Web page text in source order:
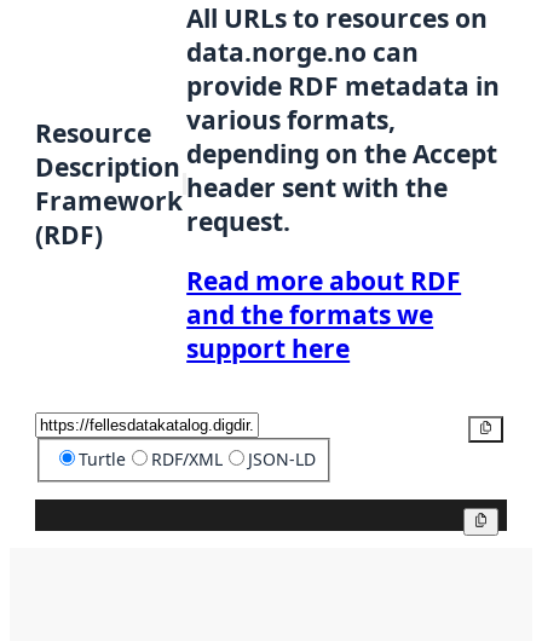
Resource
Description
Framework
(RDF)
All URLs to resources on
data.norge.no can
provide RDF metadata in
various formats,
depending on the Accept
header sent with the
request.
Read more about RDF
and the formats we
support here
Turtle RDF/XML JSON-LD